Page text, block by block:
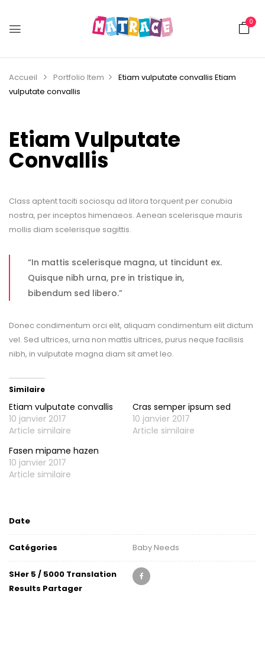
0
Accueil Portfolio Item Etiam vulputate convallis Etiam
vulputate convallis
Etiam Vulputate
Convallis
Class aptent taciti sociosqu ad litora torquent per conubia
nostra, per inceptos himenaeos. Aenean scelerisque mauris
mollis diam scelerisque sagittis.
“In mattis scelerisque magna, ut tincidunt ex.
Quisque nibh urna, pre in tristique in,
bibendum sed libero.”
Donec condimentum orci elit, aliquam condimentum elit dictum
vel. Sed ultrices, urna non mattis ultrices, purus neque facilisis
nibh, in vulputate magna diam sit amet leo.
Similaire
Etiam vulputate convallis
10 janvier 2017
Article similaire
Cras semper ipsum sed
10 janvier 2017
Article similaire
Fasen mipame hazen
10 janvier 2017
Article similaire
Date
Catégories Baby Needs
SHer 5 / 5000 Translation
Results Partager